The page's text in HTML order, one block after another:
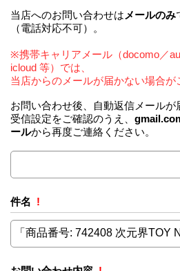
当店へのお問い合わせは メールのみ
（電話対応不可）。
※携帯キャリアメール（docomo／
icloud 等）では、
当店からのメールが届かない場合が
お問い合わせ後、自動返信メールが
受信設定をご確認のうえ、
ールから再度ご連絡ください。
件名 !